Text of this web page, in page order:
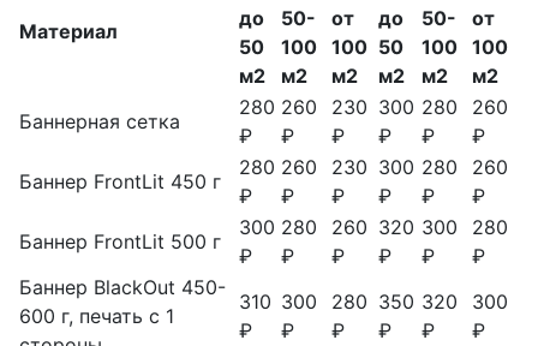
Материал
до
50
м2
50-
100
м2
от
100
м2
до
50
м2
50-
100
м2
от
100
м2
Баннерная сетка
280
₽
260
₽
230
₽
300
₽
280
₽
260
₽
Баннер FrontLit 450 г
280
₽
260
₽
230
₽
300
₽
280
₽
260
₽
Баннер FrontLit 500 г
300
₽
280
₽
260
₽
320
₽
300
₽
280
₽
Баннер BlackOut 450-
600 г, печать с 1
310
₽
300
₽
280
₽
350
₽
320
₽
300
₽